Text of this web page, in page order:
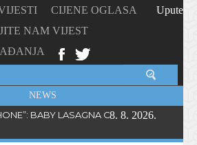
CIJENE OGLASA
NAM VIJEST
Upute
NEWS
BABY LASAGNA OBJAVIO NOVI
8. 8. 2026.